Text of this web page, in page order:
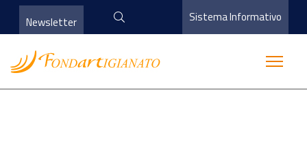
Newsletter Sistema Informativo